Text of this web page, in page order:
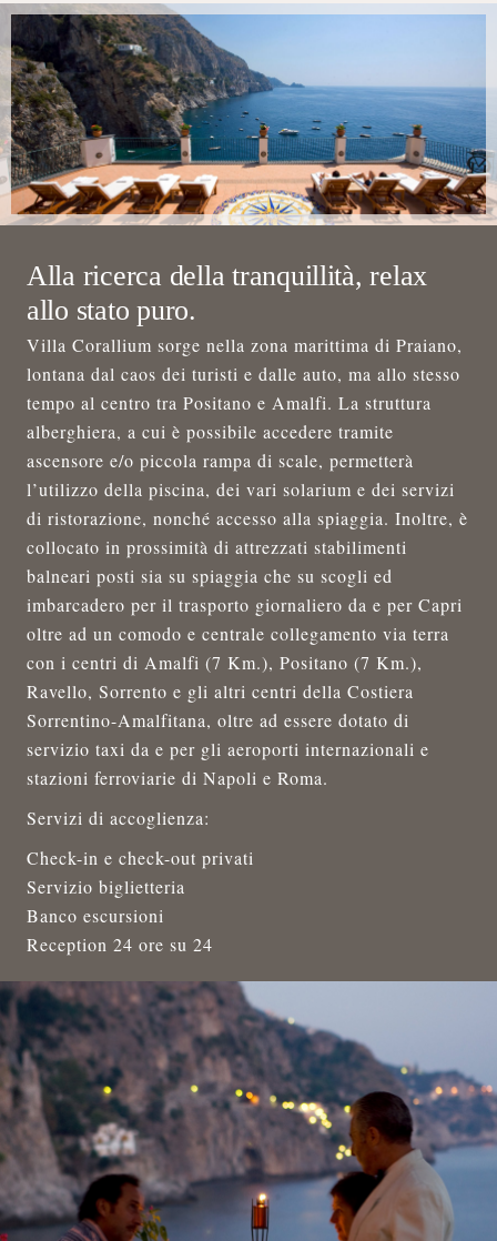
Alla ricerca della tranquillità, relax
allo stato puro.
Villa Corallium sorge nella zona marittima di Praiano,
lontana dal caos dei turisti e dalle auto, ma allo stesso
tempo al centro tra Positano e Amalfi. La struttura
alberghiera, a cui è possibile accedere tramite
ascensore e/o piccola rampa di scale, permetterà
l’utilizzo della piscina, dei vari solarium e dei servizi
di ristorazione, nonché accesso alla spiaggia. Inoltre, è
collocato in prossimità di attrezzati stabilimenti
balneari posti sia su spiaggia che su scogli ed
imbarcadero per il trasporto giornaliero da e per Capri
oltre ad un comodo e centrale collegamento via terra
con i centri di Amalfi (7 Km.), Positano (7 Km.),
Ravello, Sorrento e gli altri centri della Costiera
Sorrentino-Amalfitana, oltre ad essere dotato di
servizio taxi da e per gli aeroporti internazionali e
stazioni ferroviarie di Napoli e Roma.
Servizi di accoglienza:
Check-in e check-out privati
Servizio biglietteria
Banco escursioni
Reception 24 ore su 24